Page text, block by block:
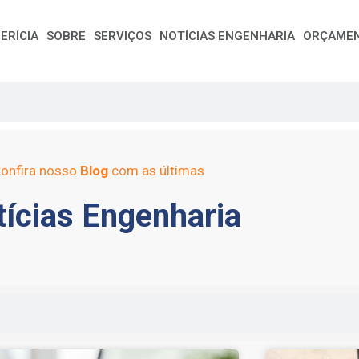
SOBRE SERVIÇOS NOTÍCIAS ENGENHARIA
nosso Blogcom as últimas
Engenharia